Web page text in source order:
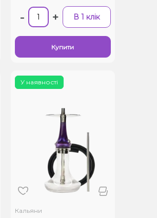
- + В 1 клік
Купити
У наявності
Кальяни